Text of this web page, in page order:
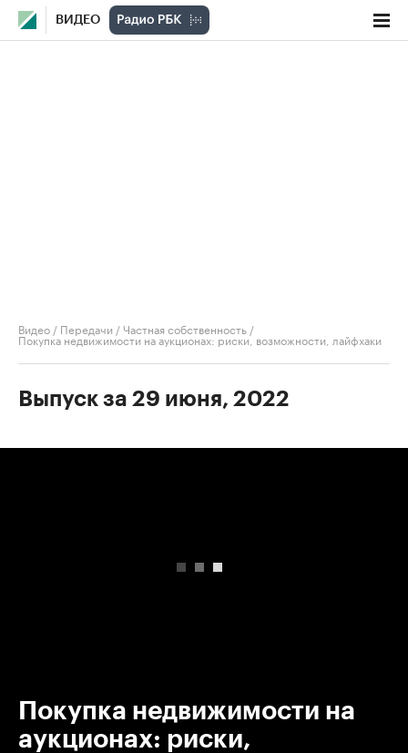
ВИДЕО
Видео / Передачи /Частная собственность /
Покупка недвижимости на аукционах: риски, возможности, лайфхаки
Выпуск за 29 июня, 2022
Покупка недвижимости на
аукционах: риски,